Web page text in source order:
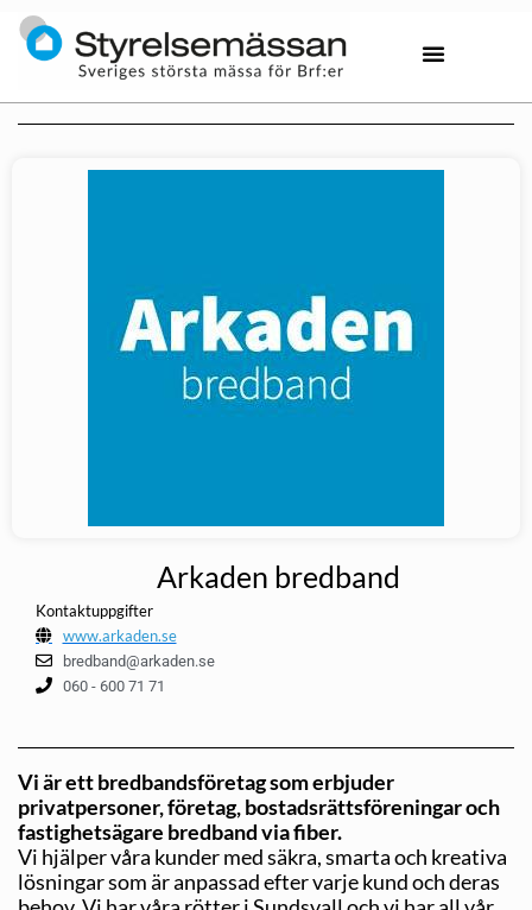
Arkaden bredband
Kontaktuppgifter
www.arkaden.se
bredband@arkaden.se
060 - 600 71 71
Vi är ett bredbandsföretag som erbjuder
privatpersoner, företag, bostadsrättsföreningar och
fastighetsägare bredband via fiber.
Vi hjälper våra kunder med säkra, smarta och kreativa
lösningar som är anpassad efter varje kund och deras